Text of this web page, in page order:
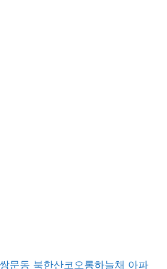
문동 북한산코오롱하늘채 아파